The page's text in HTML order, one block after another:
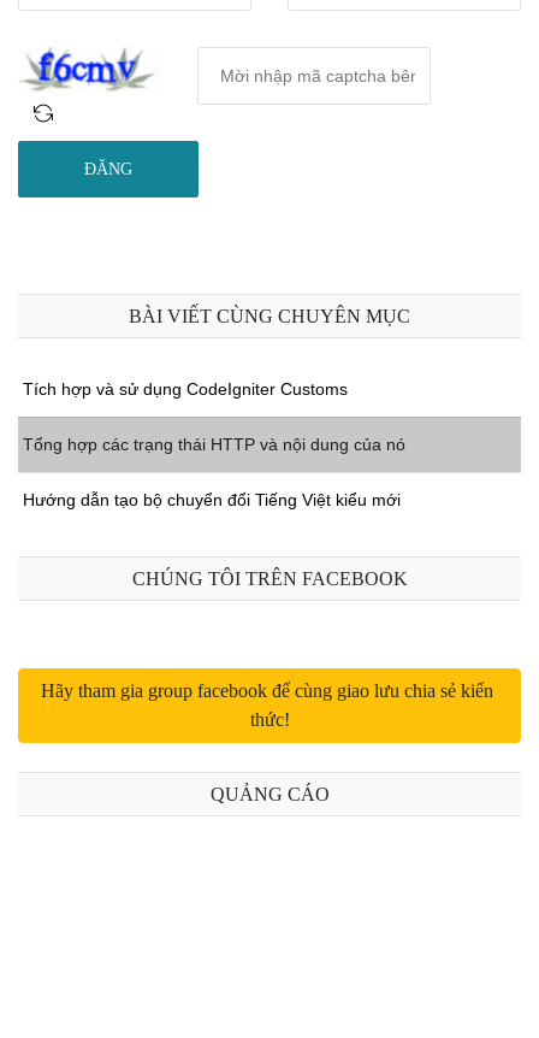
ĐĂNG
BÀI VIẾT CÙNG CHUYÊN MỤC
Tích hợp và sử dụng CodeIgniter Customs
Tổng hợp các trạng thái HTTP và nội dung của nó
Hướng dẫn tạo bộ chuyển đổi Tiếng Việt kiểu mới
CHÚNG TÔI TRÊN FACEBOOK
Hãy tham gia group facebook để cùng giao lưu chia sẻ kiến
thức!
QUẢNG CÁO